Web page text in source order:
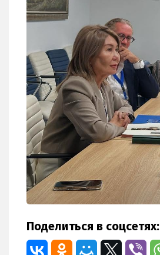
Поделиться в соцсетях: